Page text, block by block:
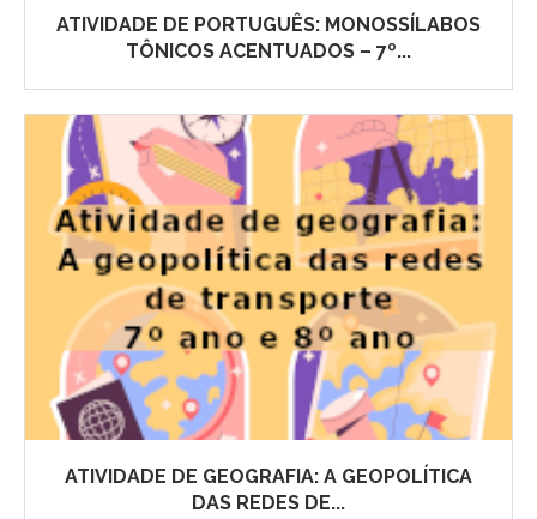
ATIVIDADE DE PORTUGUÊS: MONOSSÍLABOS
TÔNICOS ACENTUADOS – 7º...
ATIVIDADE DE GEOGRAFIA: A GEOPOLÍTICA
DAS REDES DE...